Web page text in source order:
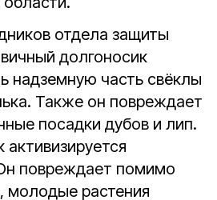
отдела защиты
долгоносик
надземную часть свёклы
Также он повреждает
посадки дубов и лип.
повреждает помимо
молодые растения